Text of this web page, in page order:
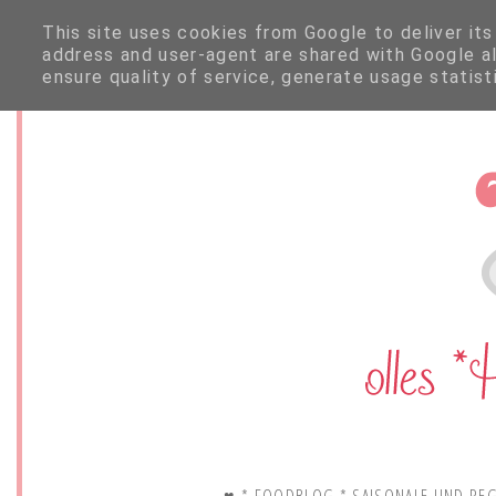
This site uses cookies from Google to deliver
address and user-agent are shared with
ensure quality of service, generate usage